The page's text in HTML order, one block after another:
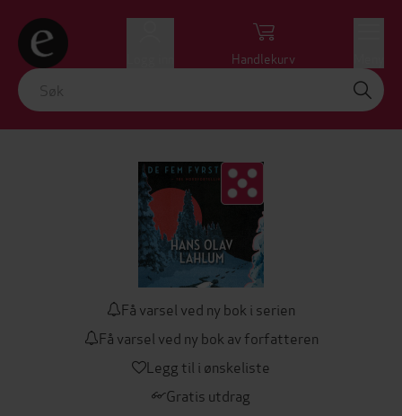
Handlekurv
Få varsel ved ny bok i serien
Få varsel ved ny bok av forfatteren
Legg til i ønskeliste
Gratis utdrag